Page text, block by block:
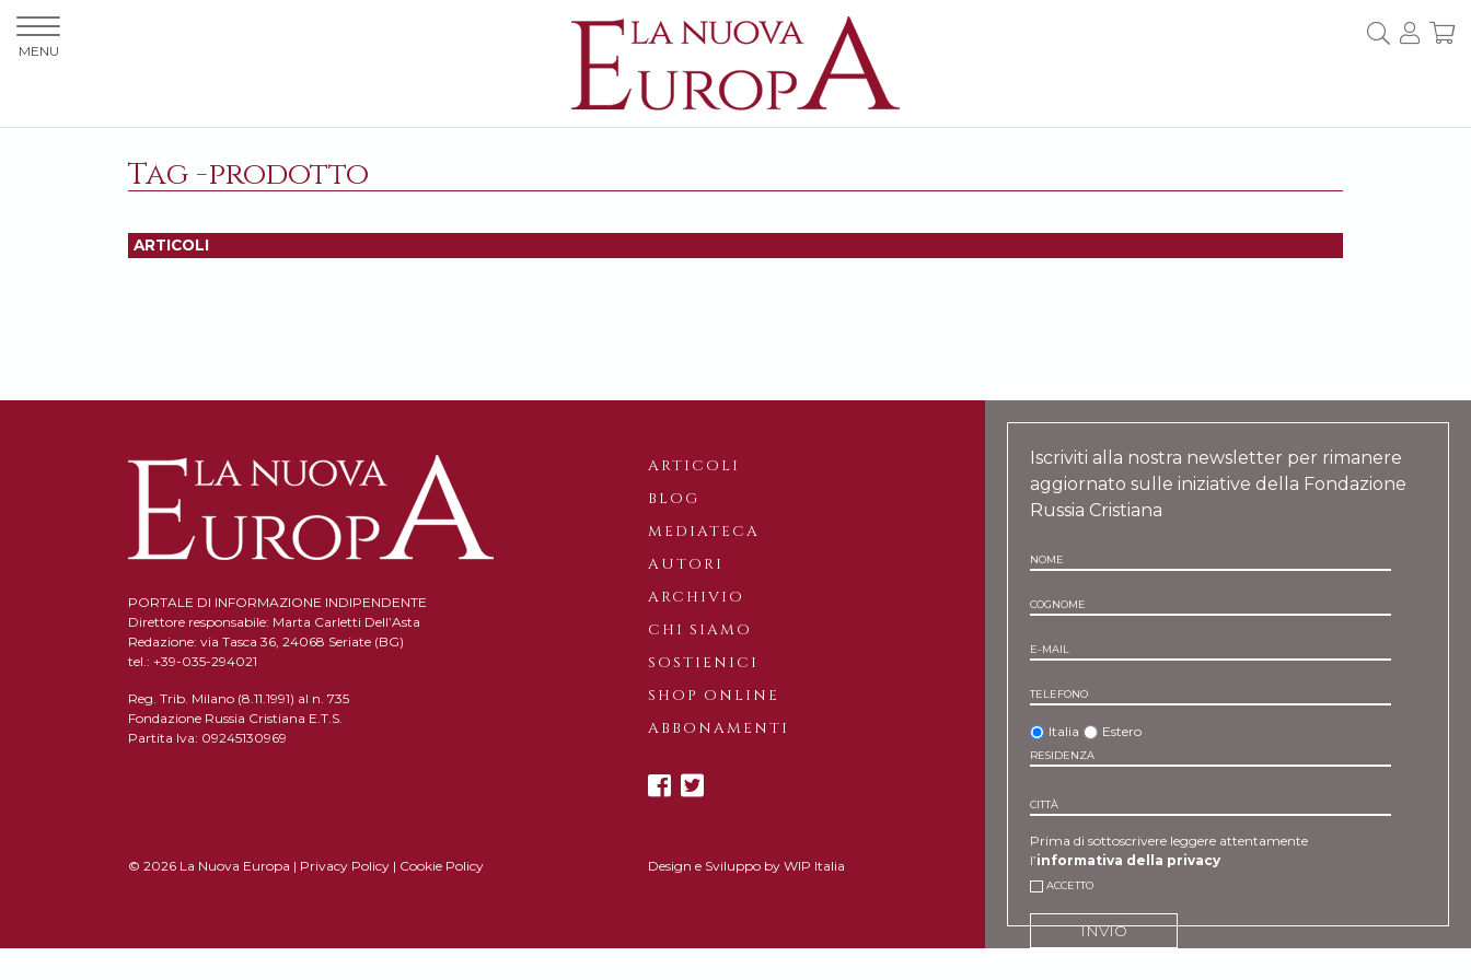
Tag -prodotto
ARTICOLI
PORTALE DI INFORMAZIONE INDIPENDENTE
Direttore responsabile: Marta Carletti Dell’Asta
Redazione: via Tasca 36, 24068 Seriate (BG)
tel.: +39-035-294021
Reg. Trib. Milano (8.11.1991) al n. 735
Fondazione Russia Cristiana E.T.S.
Partita Iva: 09245130969
ARTICOLI
BLOG
MEDIATECA
AUTORI
ARCHIVIO
CHI SIAMO
SOSTIENICI
SHOP ONLINE
ABBONAMENTI
© 2026 La Nuova Europa | Privacy Policy | Cookie Policy Design e Sviluppo by WIP Italia
Iscriviti alla nostra newsletter per rimanere
aggiornato sulle iniziative della Fondazione
Russia Cristiana
NOME
COGNOME
E-MAIL
TELEFONO
Italia Estero
RESIDENZA
CITTÀ
Prima di sottoscrivere leggere attentamente
l’informativa della privacy
ACCETTO
INVIO
MENU